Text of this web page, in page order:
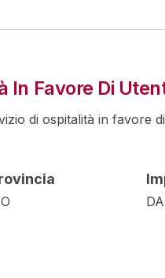
In Favore Di
di ospitalità in favore